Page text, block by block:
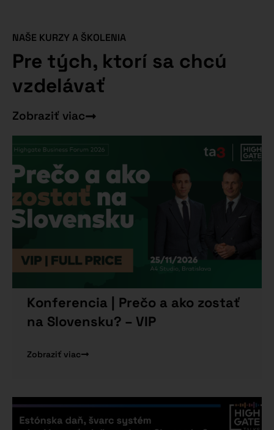
NAŠE KURZY A ŠKOLENIA
Pre tých, ktorí sa chcú
vzdelávať
Zobraziť viac
Konferencia | Prečo a ako zostať
na Slovensku? – VIP
Zobraziť viac